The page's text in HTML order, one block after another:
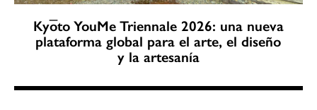
Kyōto YouMe Triennale 2026: una nueva
plataforma global para el arte, el diseño
y la artesanía